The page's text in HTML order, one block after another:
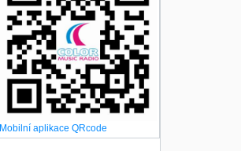
Mobilní aplikace QRcode